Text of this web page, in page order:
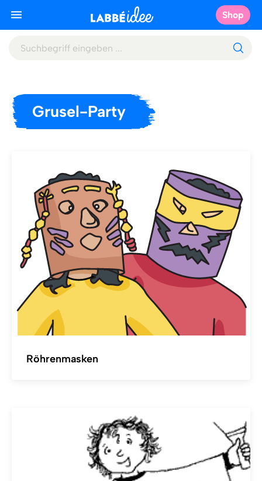
Shop
Grusel-Party
Röhrenmasken